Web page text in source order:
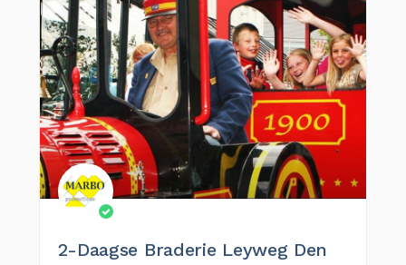
2-Daagse Braderie Leyweg Den